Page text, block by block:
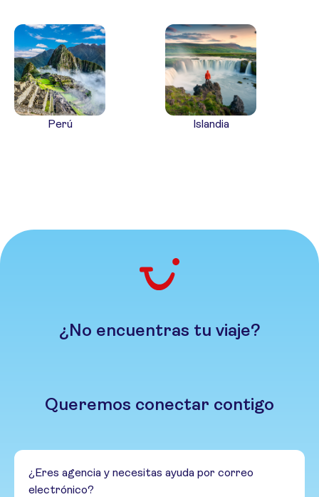
Perú Islandia
¿No encuentras tu viaje?
Queremos conectar contigo
¿Eres agencia y necesitas ayuda por correo
electrónico?